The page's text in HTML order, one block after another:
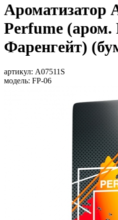
Ароматизатор
Perfume (аром.
Фаренгейт)
артикул: A07511S
модель: FP-06